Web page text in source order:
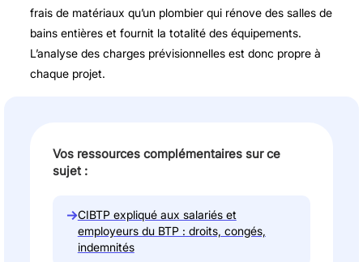
frais de matériaux qu’un plombier qui rénove des salles de
bains entières et fournit la totalité des équipements.
L’analyse des charges prévisionnelles est donc propre à
chaque projet.
Vos ressources complémentaires sur ce
sujet :
→CIBTP expliqué aux salariés et
employeurs du BTP : droits, congés,
indemnités